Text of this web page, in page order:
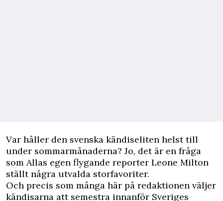
Var håller den svenska kändiseliten helst till
under sommarmånaderna? Jo, det är en fråga
som Allas egen flygande reporter Leone Milton
ställt några utvalda storfavoriter.
Och precis som många här på redaktionen väljer
kändisarna att semestra innanför Sveriges